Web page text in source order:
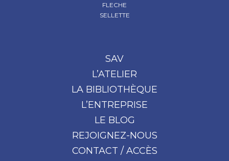
FLECHE
SELLETTE
SAV
L’ATELIER
LA BIBLIOTHÈQUE
L’ENTREPRISE
LE BLOG
REJOIGNEZ-NOUS
CONTACT / ACCÈS